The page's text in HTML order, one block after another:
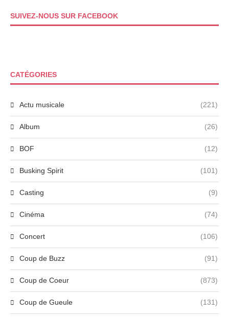
SUIVEZ-NOUS SUR FACEBOOK
CATÉGORIES
Actu musicale (221)
Album (26)
BOF (12)
Busking Spirit (101)
Casting (9)
Cinéma (74)
Concert (106)
Coup de Buzz (91)
Coup de Coeur (873)
Coup de Gueule (131)